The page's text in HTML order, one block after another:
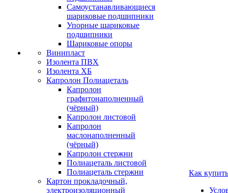
Самоустанавливающиеся
шариковые подшипники
Упорные шариковые
подшипники
Шариковые опоры
Винипласт
Изолента ПВХ
Изолента ХБ
Капролон Полиацеталь
Капролон
графитонаполненный
(чёрный)
Капролон листовой
Капролон
маслонаполненный
(чёрный)
Капролон стержни
Полиацеталь листовой
Полиацеталь стержни
Картон прокладочный,
электроизоляционный
Как купить